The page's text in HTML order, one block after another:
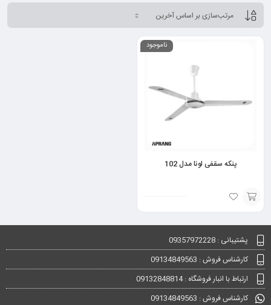
ناموجود
پنکه سقفی لونا مدل 102
گزینه پشتیبانی : 09357972228
کارشناس فروش : 09134849563
ارتباط با انبار فروشگاه : 09132848814
کارشناس فروش : 09134849563